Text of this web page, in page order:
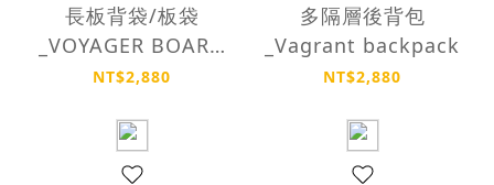
長板背袋/板袋
_VOYAGER BOARD
BAG
NT$2,880
多隔層後背包
_Vagrant backpack
NT$2,880